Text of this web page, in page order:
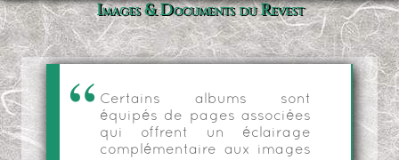
Images & Documents du Revest
Certains albums sont
équipés de pages associées
qui offrent un éclairage
complémentaire aux images